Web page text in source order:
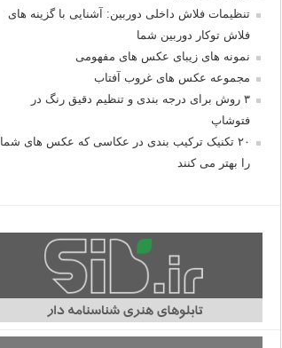
تنظیمات فلاش داخلی دوربین: آشنایی با گزینه های
فلاش توکار دوربین شما
نمونه های زیبای عکس های مفهومی
مجموعه عکس های غروب آفتاب
۳ روش برای درجه بندی و تنظیم دقیق رنگ در
فتوشاپ
۲۰ تکنیک ترکیب بندی در عکاسی که عکس های شما
را بهتر می کنند